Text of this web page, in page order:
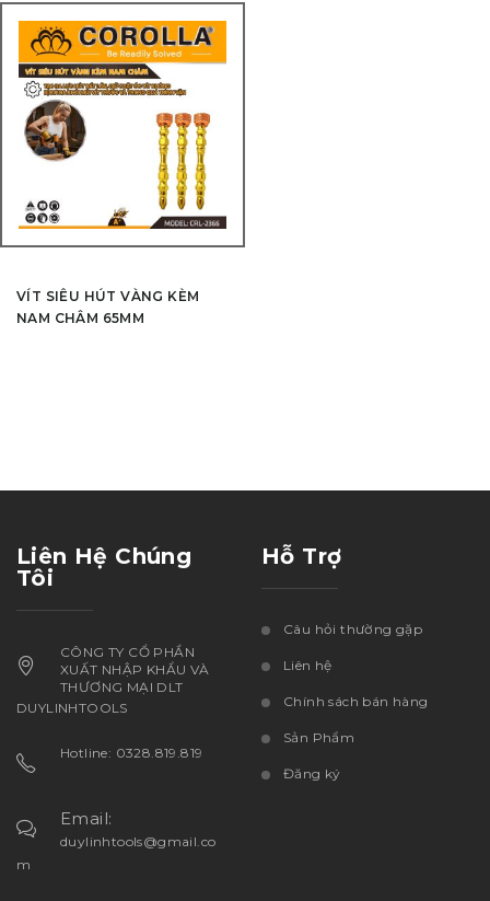
5.005
sao
VÍT SIÊU HÚT VÀNG KÈM
NAM CHÂM 65MM
Liên Hệ Chúng
Tôi
CÔNG TY CỔ PHẦN
XUẤT NHẬP KHẨU VÀ
THƯƠNG MẠI DLT
DUYLINHTOOLS
Hotline: 0328.819.819
Email:
duylinhtools@gmail.co
m
Hỗ Trợ
Câu hỏi thường gặp
Liên hệ
Chính sách bán hàng
Sản Phẩm
Đăng ký